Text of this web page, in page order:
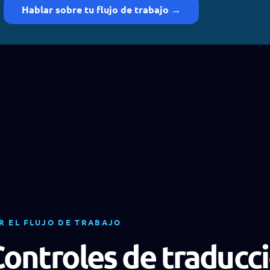
Hablar sobre tu flujo de trabajo →
EL FLUJO DE TRABAJO
de